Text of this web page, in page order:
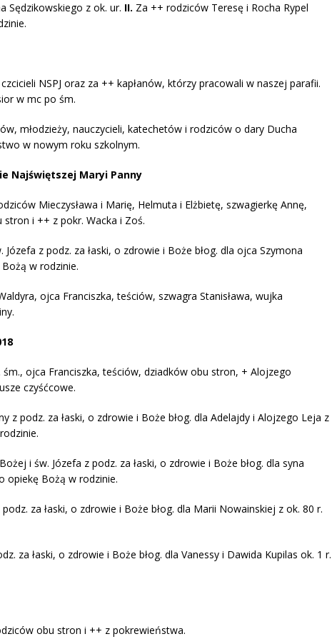
Sędzikowskiego z ok. ur. II. Za ++ rodziców Teresę i Rocha Rypel
NSPJ oraz za ++ kapłanów, którzy pracowali w naszej parafii.
w mc po śm.
młodzieży, nauczycieli, katechetów i rodziców o dary Ducha
w nowym roku szkolnym.
Najświętszej Maryi Panny
Mieczysława i Marię, Helmuta i Elżbietę, szwagierkę Annę,
i ++ z pokr. Wacka i Zoś.
z podz. za łaski, o zdrowie i Boże błog. dla ojca Szymona
w rodzinie.
ojca Franciszka, teściów, szwagra Stanisława, wujka
ojca Franciszka, teściów, dziadków obu stron, + Alojzego
czyśćcowe.
z podz. za łaski, o zdrowie i Boże błog. dla Adelajdy i Alojzego Leja z
i św. Józefa z podz. za łaski, o zdrowie i Boże błog. dla syna
opiekę Bożą w rodzinie.
za łaski, o zdrowie i Boże błog. dla Marii Nowainskiej z ok. 80 r.
za łaski, o zdrowie i Boże błog. dla Vanessy i Dawida Kupilas ok. 1 r.
obu stron i ++ z pokrewieństwa.